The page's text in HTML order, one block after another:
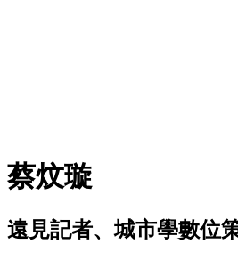
蔡炆璇
遠見記者、城市學數位策